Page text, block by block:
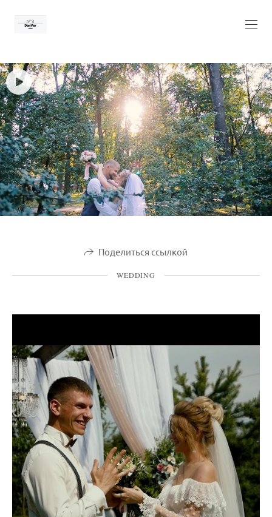
Поделиться ссылкой
WEDDING